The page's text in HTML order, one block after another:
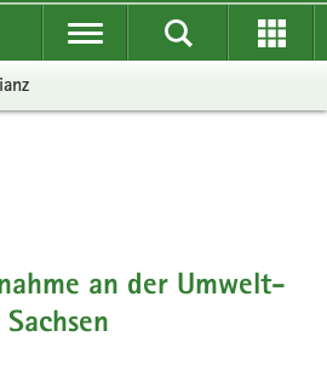
an der Umwelt-